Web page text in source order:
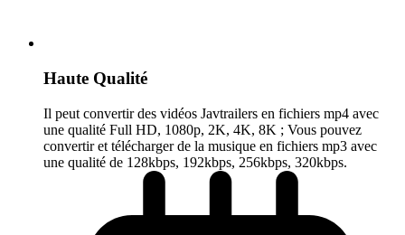
Haute Qualité
Il peut convertir des vidéos Javtrailers en fichiers mp4 avec
une qualité Full HD, 1080p, 2K, 4K, 8K ; Vous pouvez
convertir et télécharger de la musique en fichiers mp3 avec
une qualité de 128kbps, 192kbps, 256kbps, 320kbps.